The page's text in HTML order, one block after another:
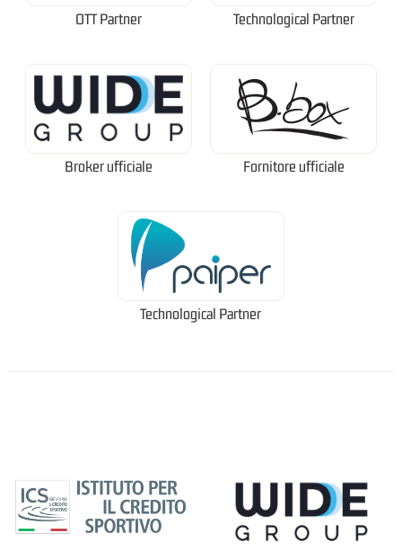
OTT Partner Technological Partner
Broker ufficiale Fornitore ufficiale
Technological Partner